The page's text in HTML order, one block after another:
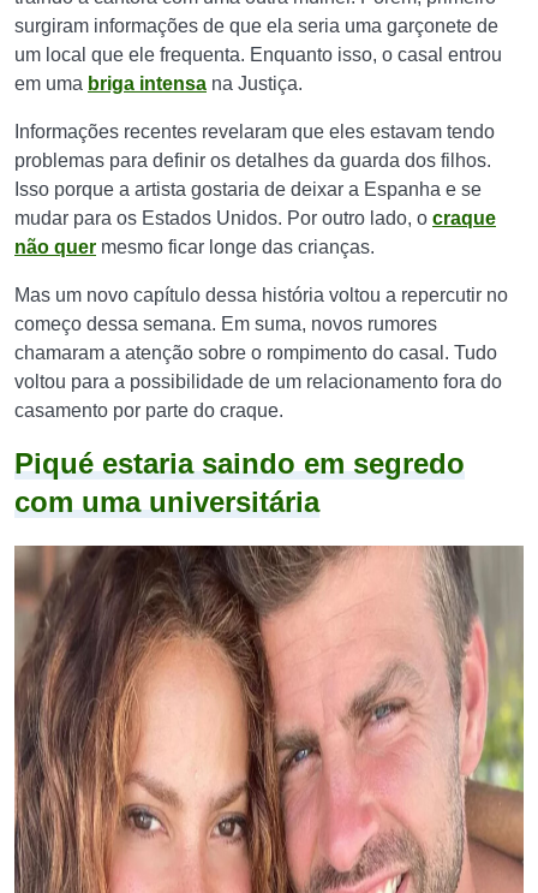
surgiram informações de que ela seria uma garçonete de
um local que ele frequenta. Enquanto isso, o casal entrou
em uma briga intensa na Justiça.
Informações recentes revelaram que eles estavam tendo
problemas para definir os detalhes da guarda dos filhos.
Isso porque a artista gostaria de deixar a Espanha e se
mudar para os Estados Unidos. Por outro lado, o craque
não quer mesmo ficar longe das crianças.
Mas um novo capítulo dessa história voltou a repercutir no
começo dessa semana. Em suma, novos rumores
chamaram a atenção sobre o rompimento do casal. Tudo
voltou para a possibilidade de um relacionamento fora do
casamento por parte do craque.
Piqué estaria saindo em segredo
com uma universitária